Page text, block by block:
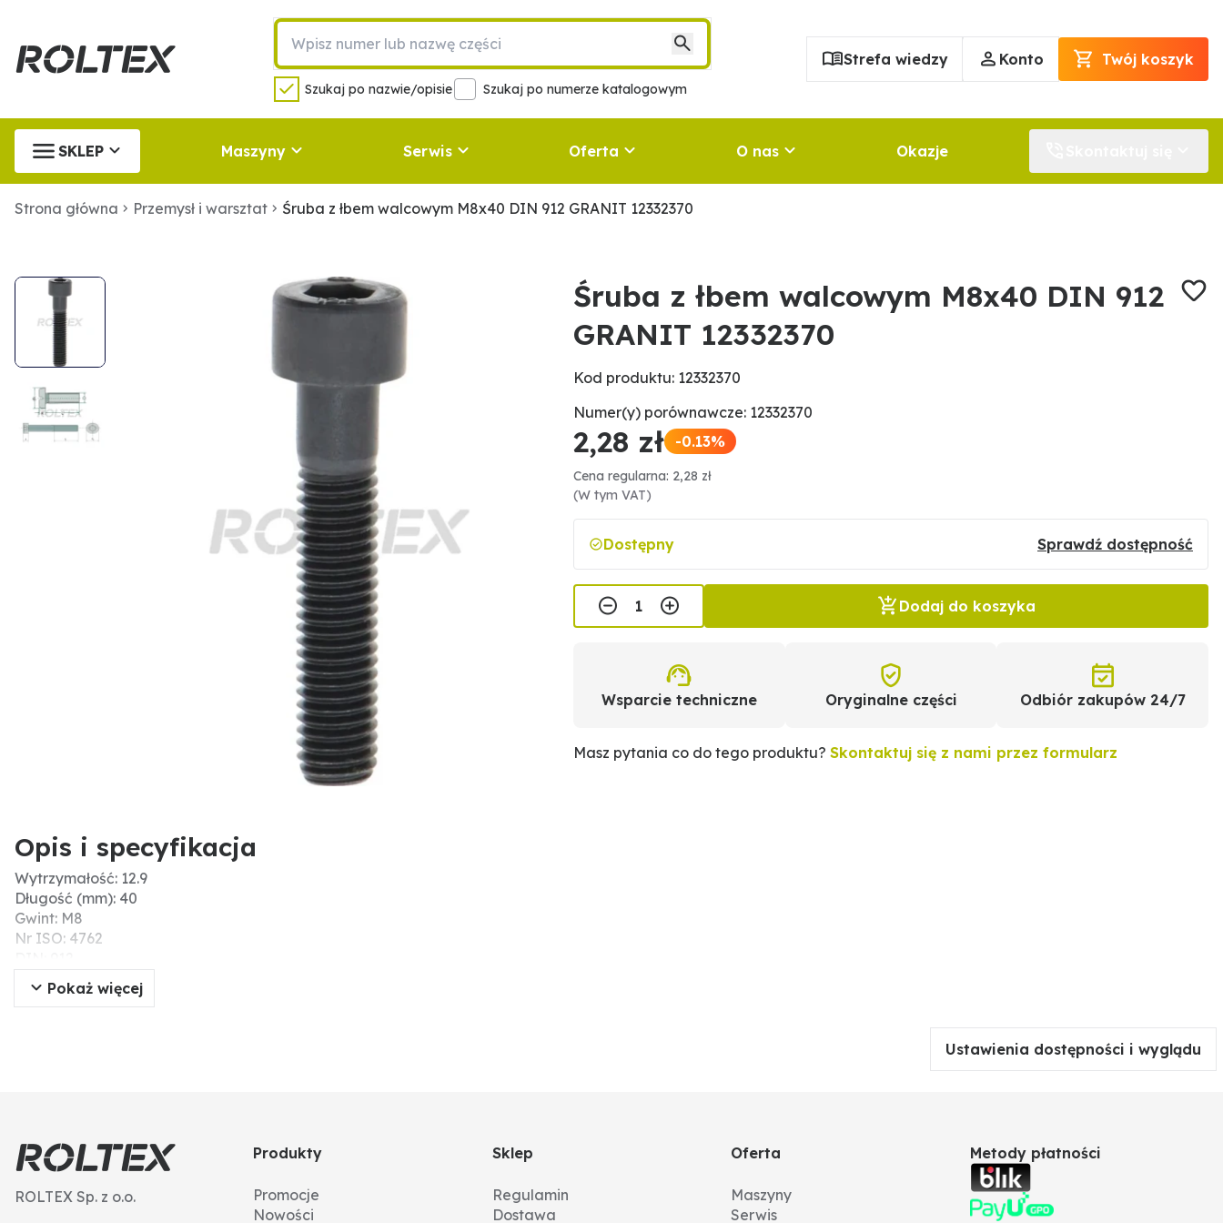
Szukaj po nazwie/opisie Szukaj po numerze katalogowym
Strefa wiedzy Konto Twój koszyk
SKLEP Maszyny Serwis Oferta O nas Okazje
Strona główna Przemysł i warsztat Śruba z łbem walcowym M8x40 DIN 912 GRANIT 12332370
Śruba z łbem walcowym M8x40 DIN 912
GRANIT 12332370
Kod produktu: 12332370
Numer(y) porównawcze: 12332370
2,28 zł -0.13%
Cena regularna: 2,28 zł
(W tym VAT)
Dostępny Sprawdź dostępność
Dodaj do koszyka
Wsparcie techniczne Oryginalne części Odbiór zakupów 24/7
Masz pytania co do tego produktu?Skontaktuj się z nami przez formularz
Opis i specyfikacja
Wytrzymałość: 12.9
Długość (mm): 40
Gwint: M8
Nr ISO: 4762
Kształt łba: głowica cylindra
Typ gwintu: gwint standardowy
Pokaż więcej
Ustawienia dostępności i wyglądu
ROLTEX Sp. z o.o.
Produkty
Promocje
Nowości
Sklep
Regulamin
Dostawa
Oferta
Maszyny
Serwis
Metody płatności